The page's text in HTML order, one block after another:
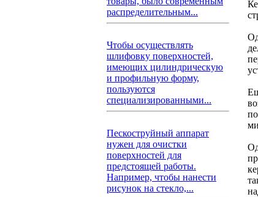
распределительным...
Чтобы осуществлять
шлифовку поверхностей,
имеющих цилиндрическую
и профильную форму,
пользуются
специализированными...
Пескоструйный аппарат
нужен для очистки
поверхностей для
предстоящей работы.
Например, чтобы нанести
рисунок на стекло,...